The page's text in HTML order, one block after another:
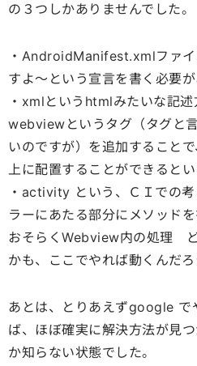
の３つしかありませんでした。
・AndroidManifest.xmlファ
すよ～という宣言を書く必要
・xmlというhtmlみたいな記述
webviewというタグ（タグと
いのですが）を追加すること
上に配置することができると
・activity という、ＣＩでの
ラーにあたる部分にメソッドを
おそらくWebview内の処理
かも、ここでやれば動くんだ
あとは、とりあえずgoogle で
ば、ほぼ確実に解決方法が見
か知らない状態でした。